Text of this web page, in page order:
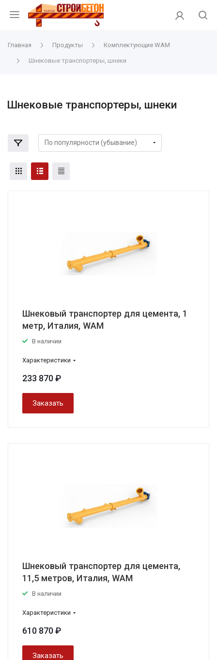
Главная Продукты Комплектующие WAM
Шнековые транспортеры, шнеки
Шнековые транспортеры, шнеки
Шнековый транспортер для цемента, 1
метр, Италия, WAM
В наличии
Характеристики
233 870 ₽
Заказать
Шнековый транспортер для цемента,
11,5 метров, Италия, WAM
В наличии
Характеристики
610 870 ₽
Заказать